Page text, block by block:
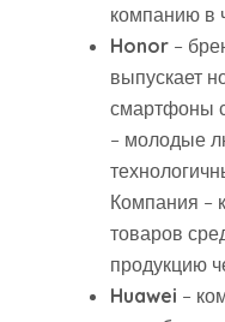
компанию в
Honor –
выпускает
смартфоны
– молодые
Компания –
товаров
продукцию
Huawei –